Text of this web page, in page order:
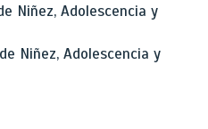
Niñez, Adolescencia y
Niñez, Adolescencia y